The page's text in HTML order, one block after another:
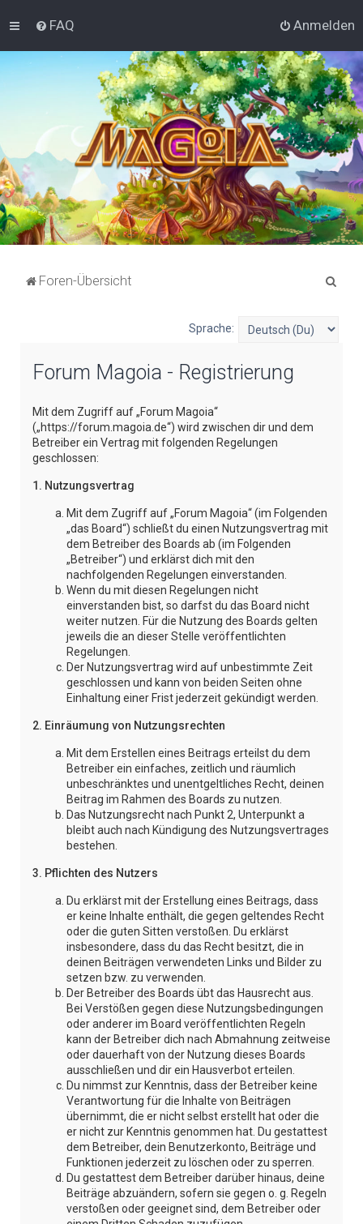
FAQ Anmelden
Foren-Übersicht
Sprache:
Forum Magoia - Registrierung
Mit dem Zugriff auf „Forum Magoia“
(„https://forum.magoia.de“) wird zwischen dir und dem
Betreiber ein Vertrag mit folgenden Regelungen
geschlossen:
1. Nutzungsvertrag
Mit dem Zugriff auf „Forum Magoia“ (im Folgenden
„das Board“) schließt du einen Nutzungsvertrag mit
dem Betreiber des Boards ab (im Folgenden
„Betreiber“) und erklärst dich mit den
nachfolgenden Regelungen einverstanden.
Wenn du mit diesen Regelungen nicht
einverstanden bist, so darfst du das Board nicht
weiter nutzen. Für die Nutzung des Boards gelten
jeweils die an dieser Stelle veröffentlichten
Regelungen.
Der Nutzungsvertrag wird auf unbestimmte Zeit
geschlossen und kann von beiden Seiten ohne
Einhaltung einer Frist jederzeit gekündigt werden.
2. Einräumung von Nutzungsrechten
Mit dem Erstellen eines Beitrags erteilst du dem
Betreiber ein einfaches, zeitlich und räumlich
unbeschränktes und unentgeltliches Recht, deinen
Beitrag im Rahmen des Boards zu nutzen.
Das Nutzungsrecht nach Punkt 2, Unterpunkt a
bleibt auch nach Kündigung des Nutzungsvertrages
bestehen.
3. Pflichten des Nutzers
Du erklärst mit der Erstellung eines Beitrags, dass
er keine Inhalte enthält, die gegen geltendes Recht
oder die guten Sitten verstoßen. Du erklärst
insbesondere, dass du das Recht besitzt, die in
deinen Beiträgen verwendeten Links und Bilder zu
setzen bzw. zu verwenden.
Der Betreiber des Boards übt das Hausrecht aus.
Bei Verstößen gegen diese Nutzungsbedingungen
oder anderer im Board veröffentlichten Regeln
kann der Betreiber dich nach Abmahnung zeitweise
oder dauerhaft von der Nutzung dieses Boards
ausschließen und dir ein Hausverbot erteilen.
Du nimmst zur Kenntnis, dass der Betreiber keine
Verantwortung für die Inhalte von Beiträgen
übernimmt, die er nicht selbst erstellt hat oder die
er nicht zur Kenntnis genommen hat. Du gestattest
dem Betreiber, dein Benutzerkonto, Beiträge und
Funktionen jederzeit zu löschen oder zu sperren.
Du gestattest dem Betreiber darüber hinaus, deine
Beiträge abzuändern, sofern sie gegen o. g. Regeln
verstoßen oder geeignet sind, dem Betreiber oder